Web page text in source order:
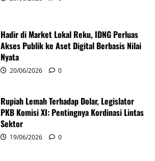
Hadir di Market Lokal Reku, IDNG Perluas
Akses Publik ke Aset Digital Berbasis Nilai
Nyata
20/06/2026 0
Rupiah Lemah Terhadap Dolar, Legislator
PKB Komisi XI: Pentingnya Kordinasi Lintas
Sektor
19/06/2026 0